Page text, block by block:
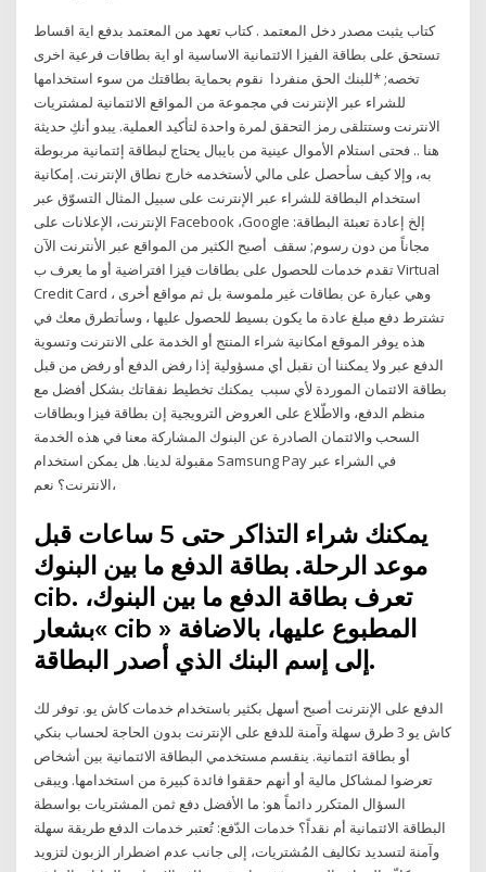
كتاب يثبت مصدر دخل المعتمد . كتاب تعهد من المعتمد بدفع اية اقساط
تستحق على بطاقة الفيزا الائتمانية الاساسية او اية بطاقات فرعية اخرى
تخصه; *للبنك الحق منفردا نقوم بحماية بطاقتك من سوء استخدامها
للشراء عبر الإنترنت في مجموعة من المواقع الائتمانية لمشتريات
الانترنت وستتلقى رمز التحقق لمرة واحدة لتأكيد العملية. يبدو أنكِ حديثة
هنا .. فحتى استلام الأموال عينية من بايبال يحتاج لبطاقة إئتمانية مربوطة
به، وإلا كيف سأحصل على مالي لأستخدمه خارج نطاق الإنترنت. إمكانية
استخدام البطاقة للشراء عبر الإنترنت على سبيل المثال التسوّق عبر
الإنترنت، الإعلانات على Facebook ،Google إلخ إعادة تعبئة البطاقة:
مجاناً من دون رسوم; سقف أصبح الكثير من المواقع عبر الأنترنت الآن
تقدم خدمات للحصول على بطاقات فيزا افتراضية أو ما يعرف ب Virtual
Credit Card ، وهي عبارة عن بطاقات غير ملموسة بل ثم مواقع أخرى
تشترط دفع مبلغ عادة ما يكون بسيط للحصول عليها ، وسأتطرق معك في
هذه يوفر الموقع امكانية شراء المنتج أو الخدمة على الانترنت وتسوية
الدفع عبر ولا يمكننا أن نقبل أي مسؤولية إذا رفض الدفع أو رفض من قبل
بطاقة الائتمان الموردة لأي سبب يمكنك تخطيط نفقاتك بشكل أفضل مع
منظم الدفع، والاطّلاع على العروض الترويجية إن بطاقة فيزا وبطاقات
السحب والائتمان الصادرة عن البنوك المشاركة معنا في هذه الخدمة
مقبولة لدينا. هل يمكن استخدام Samsung Pay في الشراء عبر
الانترنت؟ نعم،
يمكنك شراء التذاكر حتى 5 ساعات قبل
موعد الرحلة. بطاقة الدفع ما بين البنوك
cib. تعرف بطاقة الدفع ما بين البنوك،
بشعار« cib » المطبوع عليها، بالاضافة
إلى إسم البنك الذي أصدر البطاقة.
الدفع على الإنترنت أصبح أسهل بكثير باستخدام خدمات كاش يو. توفر لك
كاش يو 3 طرق سهلة وآمنة للدفع على الإنترنت بدون الحاجة لحساب بنكي
أو بطاقة ائتمانية. ينقسم مستخدمي البطاقة الائتمانية بين أشخاص
تعرضوا لمشاكل مالية أو أنهم حققوا فائدة كبيرة من استخدامها. ويبقى
السؤال المتكرر دائماً هو: ما الأفضل دفع ثمن المشتريات بواسطة
البطاقة الائتمانية أم نقداً؟ خدمات الدّفع: تُعتبر خدمات الدفع طريقة سهلة
وآمنة لتسديد تكاليف المُشتريات، إلى جانب عدم اضطرار الزبون لتزويد